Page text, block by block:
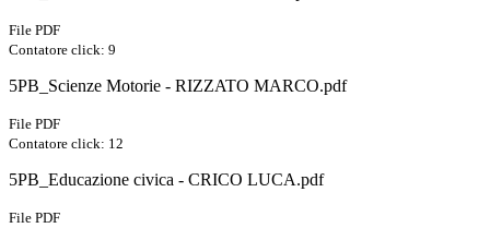
File PDF
Contatore click: 9
5PB_Scienze Motorie - RIZZATO MARCO.pdf
File PDF
Contatore click: 12
5PB_Educazione civica - CRICO LUCA.pdf
File PDF